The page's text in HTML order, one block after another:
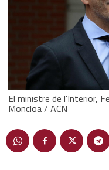
El ministre de l'Interior,
Moncloa / ACN